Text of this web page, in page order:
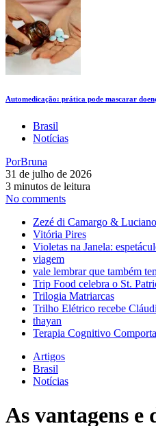
Automedicação: prática pode mascarar
Brasil
Notícias
PorBruna
31 de julho de 2026
3 minutos de leitura
No comments
Zezé di Camargo & Luciano
Vitória Pires
Violetas na Janela:
viagem
vale lembrar que também
Trip Food celebra o St.
Trilogia Matriarcas
Trilho Elétrico recebe
thayan
Terapia Cognitivo
Artigos
Brasil
Notícias
As vantagens e